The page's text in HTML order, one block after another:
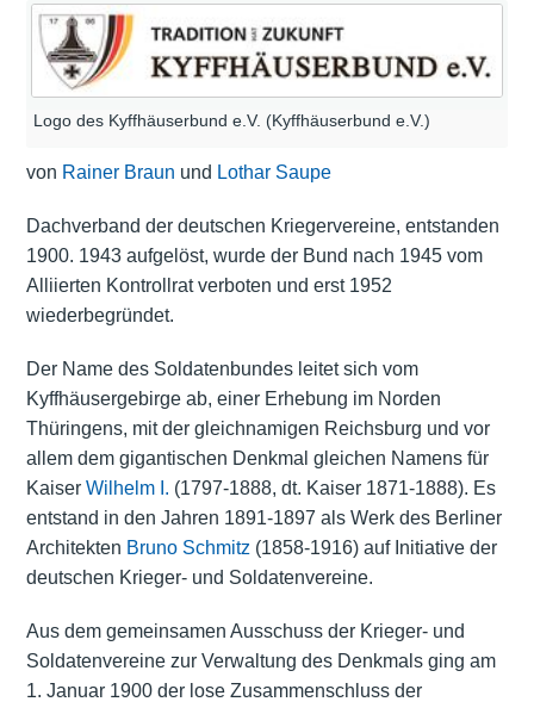
Logo des Kyffhäuserbund e.V. (Kyffhäuserbund e.V.)
von Rainer Braun und Lothar Saupe
Dachverband der deutschen Kriegervereine, entstanden
1900. 1943 aufgelöst, wurde der Bund nach 1945 vom
Alliierten Kontrollrat verboten und erst 1952
wiederbegründet.
Der Name des Soldatenbundes leitet sich vom
Kyffhäusergebirge ab, einer Erhebung im Norden
Thüringens, mit der gleichnamigen Reichsburg und vor
allem dem gigantischen Denkmal gleichen Namens für
Kaiser Wilhelm I. (1797-1888, dt. Kaiser 1871-1888). Es
entstand in den Jahren 1891-1897 als Werk des Berliner
Architekten Bruno Schmitz (1858-1916) auf Initiative der
deutschen Krieger- und Soldatenvereine.
Aus dem gemeinsamen Ausschuss der Krieger- und
Soldatenvereine zur Verwaltung des Denkmals ging am
1. Januar 1900 der lose Zusammenschluss der